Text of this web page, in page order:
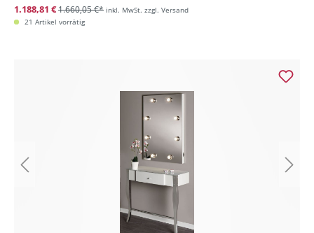
1.188,81 €1.660,05 €* inkl. MwSt. zzgl. Versand
21 Artikel vorrätig